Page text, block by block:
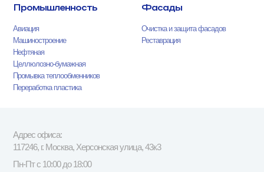
Адрес офиса:
117246, г. Москва, Херсонская улица, 43к3
Пн-Пт с 10:00 до 18:00
Промышленность
Авиация
Машиностроение
Нефтяная
Целлюлозно-бумажная
Промывка теплообменников
Переработка пластика
Фасады
Очистка и защита фасадов
Реставрация